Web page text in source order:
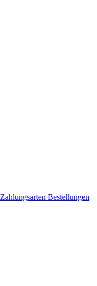
Zahlungsarten Bestellungen